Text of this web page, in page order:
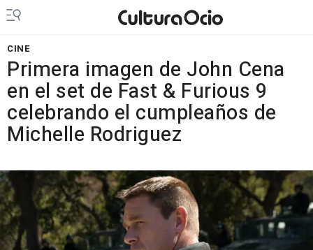
CINE
Primera imagen de John Cena
en el set de Fast & Furious 9
celebrando el cumpleaños de
Michelle Rodriguez